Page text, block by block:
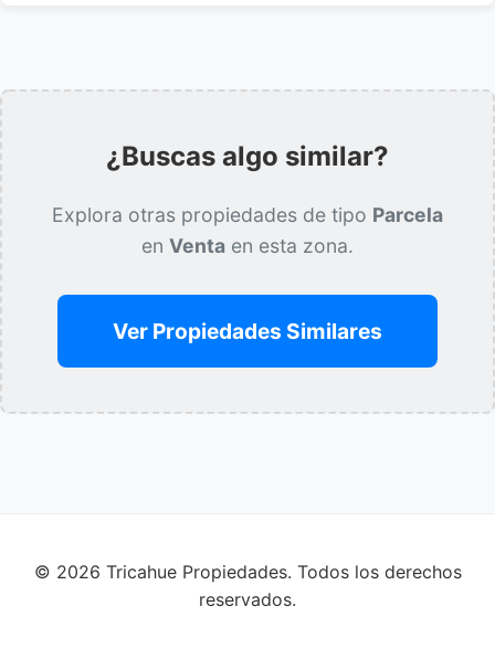
¿Buscas algo similar?
Explora otras propiedades de tipo Parcela
en Venta en esta zona.
Ver Propiedades Similares
© 2026 Tricahue Propiedades. Todos los derechos
reservados.